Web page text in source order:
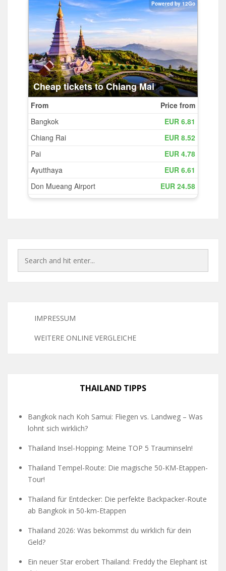
IMPRESSUM
WEITERE ONLINE VERGLEICHE
THAILAND TIPPS
Bangkok nach Koh Samui: Fliegen vs. Landweg – Was
lohnt sich wirklich?
Thailand Insel-Hopping: Meine TOP 5 Trauminseln!
Thailand Tempel-Route: Die magische 50-KM-Etappen-
Tour!
Thailand für Entdecker: Die perfekte Backpacker-Route
ab Bangkok in 50-km-Etappen
Thailand 2026: Was bekommst du wirklich für dein
Geld?
Ein neuer Star erobert Thailand: Freddy the Elephant ist